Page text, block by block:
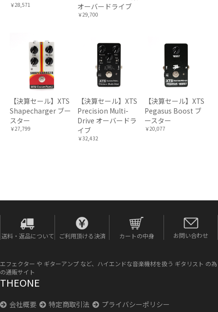
￥28,571
オーバードライブ
￥29,700
【決算セール】XTS
Shapecharger ブー
スター
￥27,799
【決算セール】XTS
Precision Multi-
Drive オーバードラ
イブ
￥32,432
【決算セール】XTS
Pegasus Boost ブ
ースター
￥20,077
送料・返品について ご利用頂ける決済 カートの中身 お問い合わせ
エフェクター や ギターアンプ など、ハイエンドな音楽機材を扱う ギタリスト の為
の通販サイト
THEONE
会社概要 特定商取引法 プライバシーポリシー